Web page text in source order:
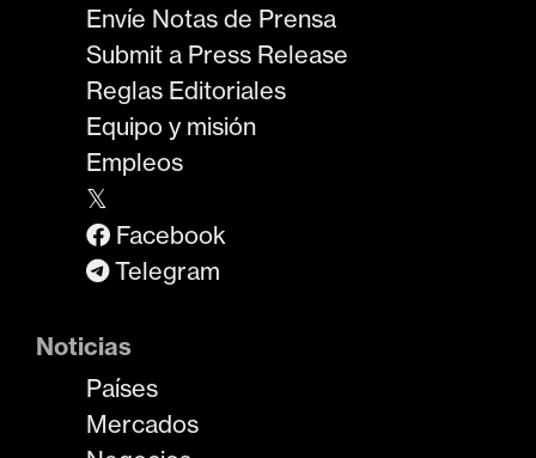
Envíe Notas de Prensa
Submit a Press Release
Reglas Editoriales
Equipo y misión
Empleos
𝕏
Facebook
Telegram
Noticias
Países
Mercados